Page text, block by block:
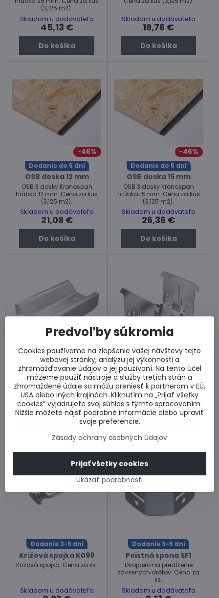
(3,125 m2).
Skladom u dodávateľa
45,13 €
Do košíka
Skladom u dodávateľa
19,76 €
Do košíka
46%
Dodanie do 5 dní
OSB doska 12 mm
OSB 3 dosky Kronospan
hrúbka 12 mm. Cena za kus
(3,125 m2).
Skladom u dodávateľa
21,09 €
Do košíka
46%
Dodanie do 5 dní
OSB doska 15 mm
OSB 3 dosky Kronospan
hrúbka 15 mm. Cena za kus
(3,125 m2).
Skladom u dodávateľa
26,36 €
Do košíka
Dodanie 3-5 dní
Spojka K01 CD00
Spojovací kus na spájanie
CD profilov. Cena ks.
Skladom u dodávateľa
0,21 €
Dodanie 3-5 dní
Krížová spojka K09
Krížová spojka zohnutá.
Cena za ks.
Skladom u dodávateľa
0,28 €
Dodanie 3-5 dní
Krížová spojka K099
Krížová spojka. Cena za ks.
Skladom u dodávateľa
Dodanie 3-5 dní
Poistná spona SF1
Dvojpero na predĺženie
závesných drôtov. Cena za
ks.
Skladom u dodávateľa
Predvoľby súkromia
Cookies používame na zlepšenie vašej návštevy tejto
webovej stránky, analýzu jej výkonnosti a
zhromažďovanie údajov o jej používaní. Na tento účel
môžeme použiť nástroje a služby tretích strán a
zhromaždené údaje sa môžu preniesť k partnerom v EÚ,
USA alebo iných krajinách. Kliknutím na „Prijať všetky
cookies“ vyjadrujete svoj súhlas s týmto spracovaním.
Nižšie môžete nájsť podrobné informácie alebo upraviť
svoje preferencie.
Zásady ochrany osobných údajov
Ukázať podrobnosti
Prijať všetky cookies